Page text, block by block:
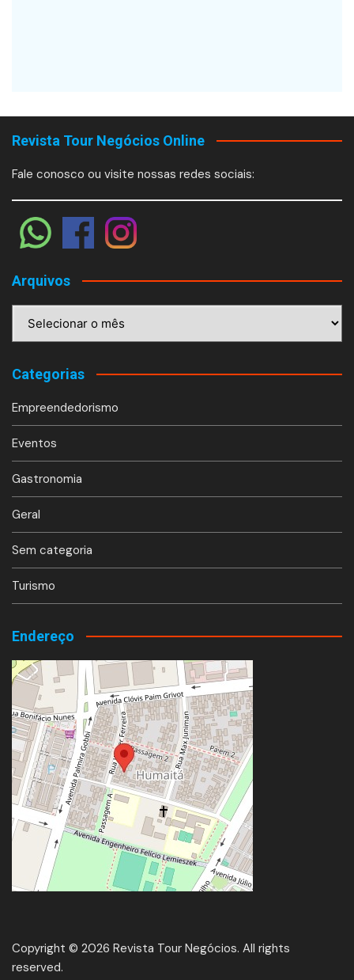
Revista Tour Negócios Online
Fale conosco ou visite nossas redes sociais:
Arquivos
Categorias
Empreendedorismo
Eventos
Gastronomia
Geral
Sem categoria
Turismo
Endereço
Copyright © 2026 Revista Tour Negócios. All rights
reserved.